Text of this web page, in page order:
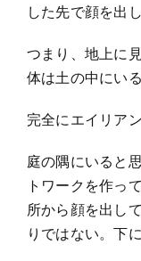
した先で顔を出
つまり、地上に
体は土の中にいる
完全にエイリア
庭の隅にいると
トワークを作っ
所から顔を出し
りではない。下